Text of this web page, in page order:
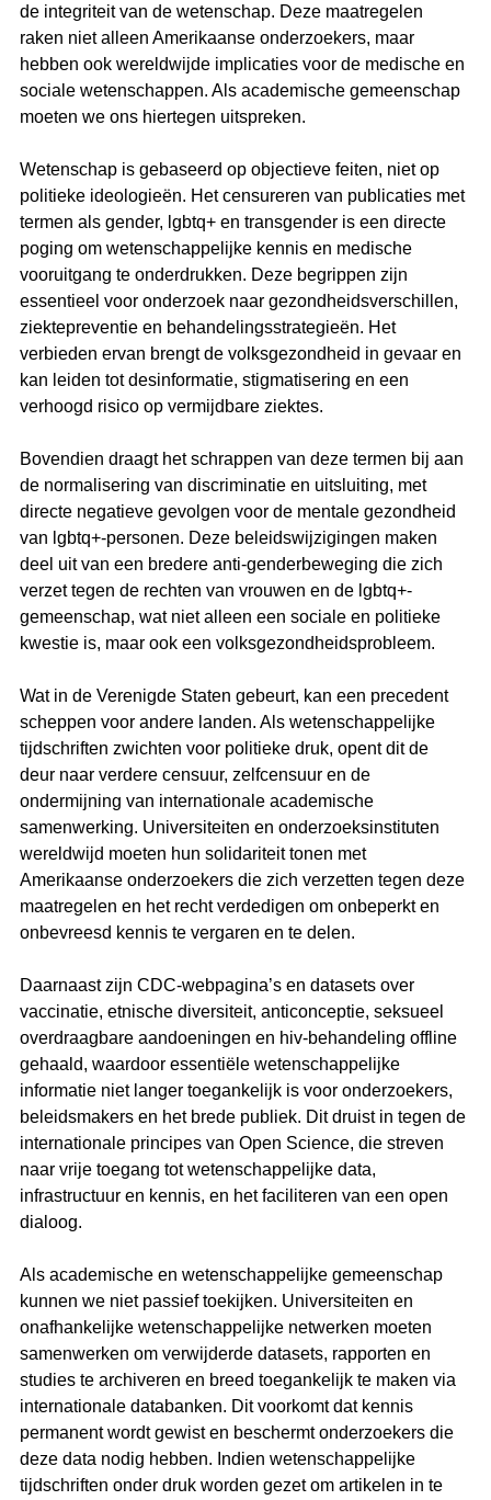
de integriteit van de wetenschap. Deze maatregelen
raken niet alleen Amerikaanse onderzoekers, maar
hebben ook wereldwijde implicaties voor de medische en
sociale wetenschappen. Als academische gemeenschap
moeten we ons hiertegen uitspreken.
Wetenschap is gebaseerd op objectieve feiten, niet op
politieke ideologieën. Het censureren van publicaties met
termen als gender, lgbtq+ en transgender is een directe
poging om wetenschappelijke kennis en medische
vooruitgang te onderdrukken. Deze begrippen zijn
essentieel voor onderzoek naar gezondheidsverschillen,
ziektepreventie en behandelingsstrategieën. Het
verbieden ervan brengt de volksgezondheid in gevaar en
kan leiden tot desinformatie, stigmatisering en een
verhoogd risico op vermijdbare ziektes.
Bovendien draagt het schrappen van deze termen bij aan
de normalisering van discriminatie en uitsluiting, met
directe negatieve gevolgen voor de mentale gezondheid
van lgbtq+-personen. Deze beleidswijzigingen maken
deel uit van een bredere anti-genderbeweging die zich
verzet tegen de rechten van vrouwen en de lgbtq+-
gemeenschap, wat niet alleen een sociale en politieke
kwestie is, maar ook een volksgezondheidsprobleem.
Wat in de Verenigde Staten gebeurt, kan een precedent
scheppen voor andere landen. Als wetenschappelijke
tijdschriften zwichten voor politieke druk, opent dit de
deur naar verdere censuur, zelfcensuur en de
ondermijning van internationale academische
samenwerking. Universiteiten en onderzoeksinstituten
wereldwijd moeten hun solidariteit tonen met
Amerikaanse onderzoekers die zich verzetten tegen deze
maatregelen en het recht verdedigen om onbeperkt en
onbevreesd kennis te vergaren en te delen.
Daarnaast zijn CDC-webpagina’s en datasets over
vaccinatie, etnische diversiteit, anticonceptie, seksueel
overdraagbare aandoeningen en hiv-behandeling offline
gehaald, waardoor essentiële wetenschappelijke
informatie niet langer toegankelijk is voor onderzoekers,
beleidsmakers en het brede publiek. Dit druist in tegen de
internationale principes van Open Science, die streven
naar vrije toegang tot wetenschappelijke data,
infrastructuur en kennis, en het faciliteren van een open
dialoog.
Als academische en wetenschappelijke gemeenschap
kunnen we niet passief toekijken. Universiteiten en
onafhankelijke wetenschappelijke netwerken moeten
samenwerken om verwijderde datasets, rapporten en
studies te archiveren en breed toegankelijk te maken via
internationale databanken. Dit voorkomt dat kennis
permanent wordt gewist en beschermt onderzoekers die
deze data nodig hebben. Indien wetenschappelijke
tijdschriften onder druk worden gezet om artikelen in te